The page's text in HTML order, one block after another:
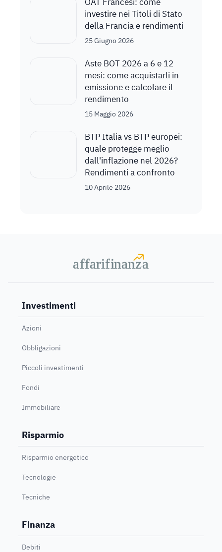
investire nei Titoli di Stato
della Francia e rendimenti
25 Giugno 2026
Aste BOT 2026 a 6 e 12
mesi: come acquistarli in
emissione e calcolare il
rendimento
15 Maggio 2026
BTP Italia vs BTP europei:
quale protegge meglio
dall'inflazione nel 2026?
Rendimenti a confronto
10 Aprile 2026
affarifinanza
affarifinanza
Investimenti
Azioni
Obbligazioni
Piccoli investimenti
Fondi
Immobiliare
Risparmio
Risparmio energetico
Tecnologie
Tecniche
Finanza
Debiti